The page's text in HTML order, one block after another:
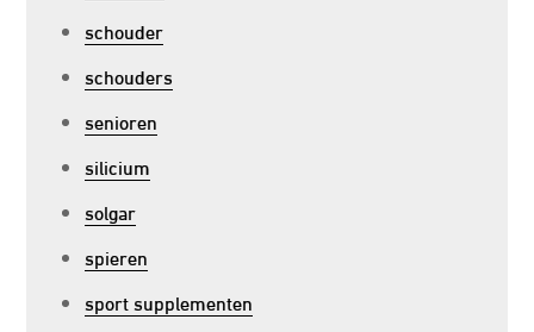
schouder
schouders
senioren
silicium
solgar
spieren
sport supplementen